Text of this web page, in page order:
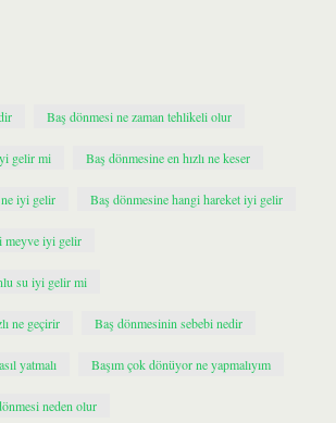
Baş dönmesi ne zaman tehlikeli olur
gelir mi Baş dönmesine en hızlı ne keser
iyi gelir Baş dönmesine hangi hareket iyi gelir
meyve iyi gelir
su iyi gelir mi
ne geçirir Baş dönmesinin sebebi nedir
yatmalı Başım çok dönüyor ne yapmalıyım
neden olur